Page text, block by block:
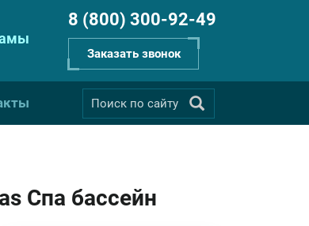
8 (800) 300-92-49
Заказать звонок
Спа бассейн